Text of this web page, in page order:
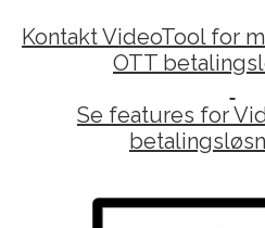
Kontakt VideoTool for
OTT
Se features for